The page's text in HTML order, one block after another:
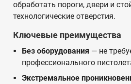
обработать пороги, двери и
технологические отверстия.
Ключевые преимущества
Без оборудования — не
профессионального
Экстремальное